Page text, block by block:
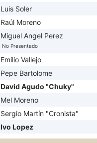
Luis Soler
Raúl Moreno
Miguel Angel Perez
No Presentado
Emilio Vallejo
Pepe Bartolome
David Agudo "Chuky"
Mel Moreno
Sergio Martín "Cronista"
Ivo Lopez